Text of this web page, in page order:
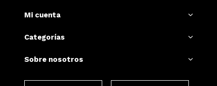
Mi cuenta
Categorías
Sobre nosotros